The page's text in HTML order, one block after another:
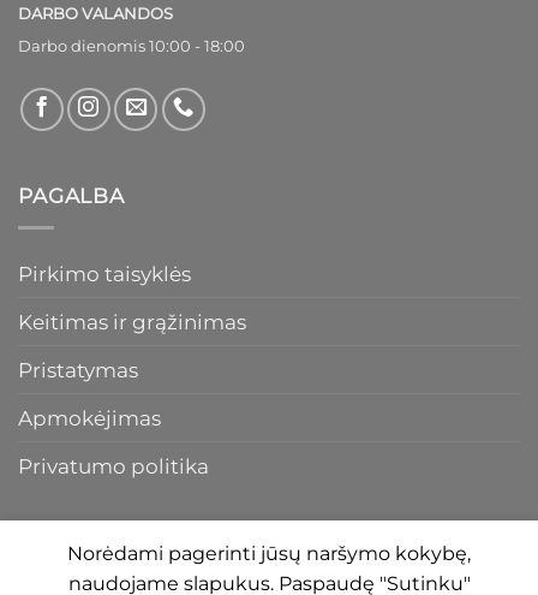
DARBO VALANDOS
Darbo dienomis 10:00 - 18:00
PAGALBA
Pirkimo taisyklės
Keitimas ir grąžinimas
Pristatymas
Apmokėjimas
Privatumo politika
Norėdami pagerinti jūsų naršymo kokybę,
naudojame slapukus. Paspaudę "Sutinku"